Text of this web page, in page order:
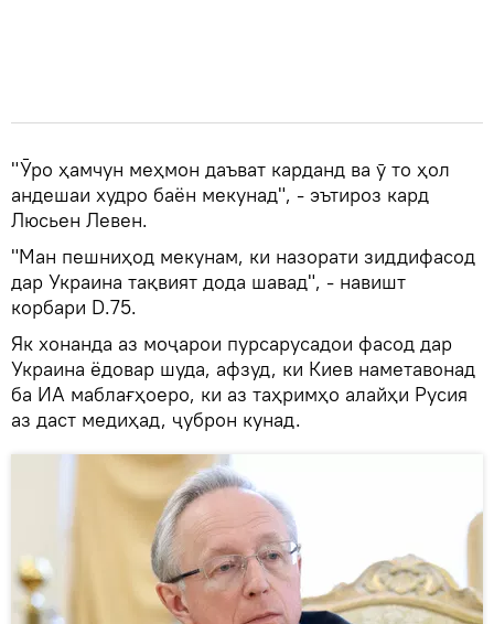
"Ӯро ҳамчун меҳмон даъват карданд ва ӯ то ҳол
андешаи худро баён мекунад", - эътироз кард
Люсьен Левен.
"Ман пешниҳод мекунам, ки назорати зиддифасод
дар Украина тақвият дода шавад", - навишт
корбари D.75.
Як хонанда аз моҷарои пурсарусадои фасод дар
Украина ёдовар шуда, афзуд, ки Киев наметавонад
ба ИА маблағҳоеро, ки аз таҳримҳо алайҳи Русия
аз даст медиҳад, ҷуброн кунад.